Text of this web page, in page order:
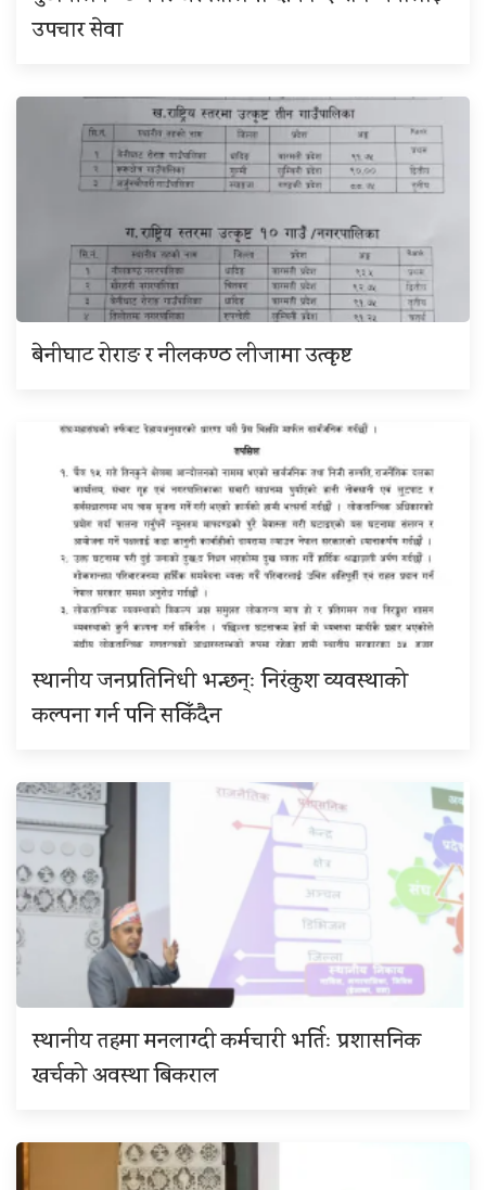
उपचार सेवा
बेनीघाट रोराङ र नीलकण्ठ लीजामा उत्कृष्ट
स्थानीय जनप्रतिनिधी भन्छन्ः निरंकुश व्यवस्थाको
कल्पना गर्न पनि सकिँदैन
स्थानीय तहमा मनलाग्दी कर्मचारी भर्तिः प्रशासनिक
खर्चको अवस्था बिकराल